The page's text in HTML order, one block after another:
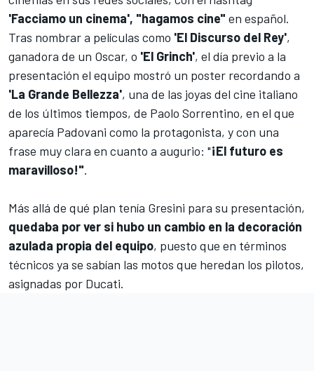
'Facciamo un cinema', "hagamos cine" en español.
Tras nombrar a películas como 'El Discurso del Rey',
ganadora de un Oscar, o 'El Grinch', el día previo a la
presentación el equipo mostró un poster recordando a
'La Grande Bellezza', una de las joyas del cine italiano
de los últimos tiempos, de Paolo Sorrentino, en el que
aparecía Padovani como la protagonista, y con una
frase muy clara en cuanto a augurio: "¡El futuro es
maravilloso!".
Más allá de qué plan tenía Gresini para su presentación,
quedaba por ver si hubo un cambio en la decoración
azulada propia del equipo, puesto que en términos
técnicos ya se sabían las motos que heredan los pilotos,
asignadas por Ducati.